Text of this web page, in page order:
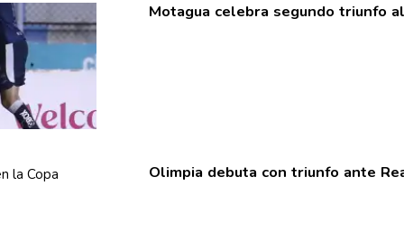
Motagua celebra segundo triunfo
Olimpia debuta con triunfo ante